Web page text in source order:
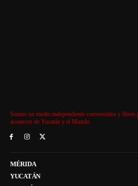
Somos un medio independiente convencidos y
acontecer de Yucatán y el Mundo.
MÉRIDA
YUCATÁN